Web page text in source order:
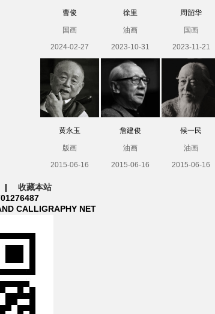
曹俊
国画
2024-02-27
徐里
油画
2023-10-31
周韶华
国画
2023-11-21
黄永玉
版画
2015-06-16
詹建俊
油画
2015-06-16
候一民
油画
2015-06-16
| 收藏本站
CALLIGRAPHY NET